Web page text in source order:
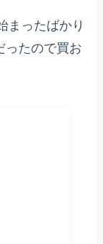
まったばかり
ったので買お